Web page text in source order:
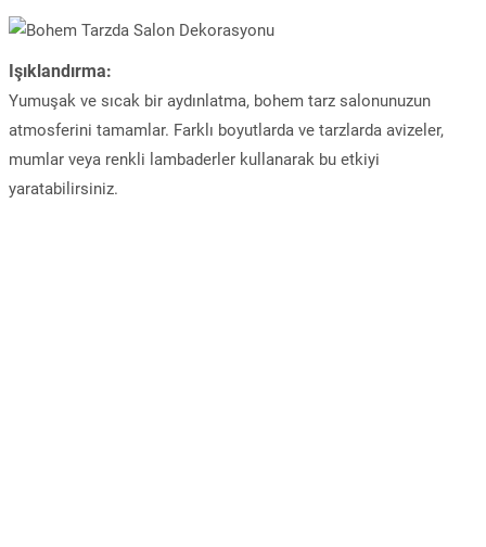
Işıklandırma:
Yumuşak ve sıcak bir aydınlatma, bohem tarz salonunuzun
atmosferini tamamlar. Farklı boyutlarda ve tarzlarda avizeler,
mumlar veya renkli lambaderler kullanarak bu etkiyi
yaratabilirsiniz.